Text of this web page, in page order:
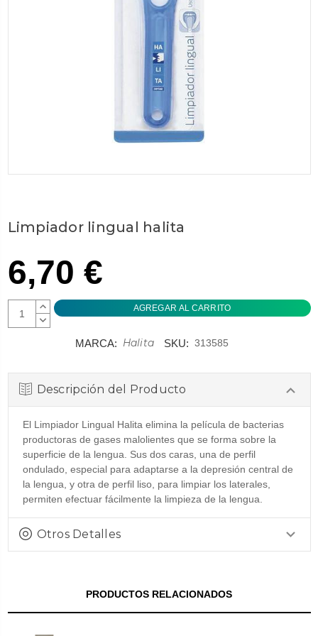
Limpiador lingual halita
6,70 €
AUMENTAR
CANTIDAD:
DISMINUIR
MARCA: Halita SKU: 313585
Descripción del Producto
El Limpiador Lingual Halita elimina la película de bacterias
productoras de gases malolientes que se forma sobre la
superficie de la lengua. Sus dos caras, una de perfil
ondulado, especial para adaptarse a la depresión central de
la lengua, y otra de perfil liso, para limpiar los laterales,
permiten efectuar fácilmente la limpieza de la lengua.
Otros Detalles
PRODUCTOS RELACIONADOS